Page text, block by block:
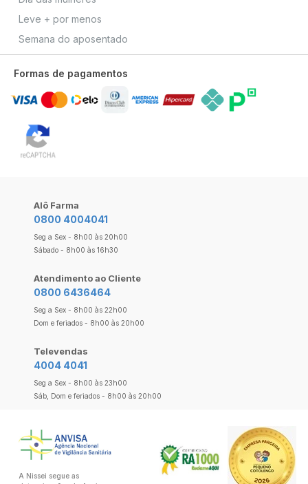
Leve + por menos
Semana do aposentado
Formas de pagamentos
Alô Farma
0800 4004041
Seg a Sex - 8h00 às 20h00
Sábado - 8h00 às 16h30
Atendimento ao Cliente
0800 6436464
Seg a Sex - 8h00 às 22h00
Dom e feriados - 8h00 às 20h00
Televendas
4004 4041
Seg a Sex - 8h00 às 23h00
Sáb, Dom e feriados - 8h00 às 20h00
A Nissei segue as